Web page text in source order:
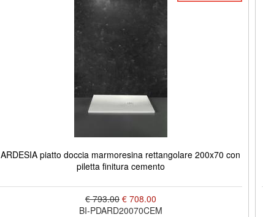
ARDESIA piatto doccia marmoresina rettangolare 200x70 con
piletta finitura cemento
€ 793.00 € 708.00
BI-PDARD20070CEM